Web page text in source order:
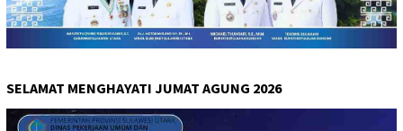
SELAMAT MENGHAYATI JUMAT AGUNG 2026